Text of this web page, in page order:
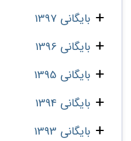
بایگانی 1397
بایگانی 1396
بایگانی 1395
بایگانی 1394
بایگانی 1393